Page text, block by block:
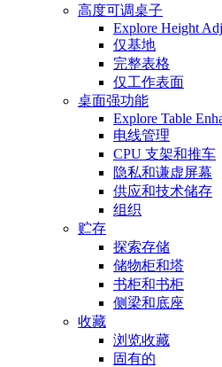
高度可调桌子
Explore Height
仅基地
完整表格
仅工作表面
桌面强功能
Explore Table
电线管理
CPU 支架和推车
隐私和谦虚屏幕
供应和技术储存
组织
贮存
探索存储
储物柜和塔
书柜和书柜
侧梁和底座
收藏
浏览收藏
固有的